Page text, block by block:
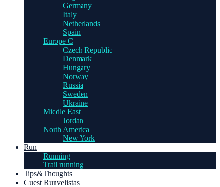
Germany
Italy
Netherlands
Spain
Europe C
Czech Republic
Denmark
Hungary
Norway
Russia
Sweden
Ukraine
Middle East
Jordan
North America
New York
Run
Running
Trail running
Tips&Thoughts
Guest Runvelistas